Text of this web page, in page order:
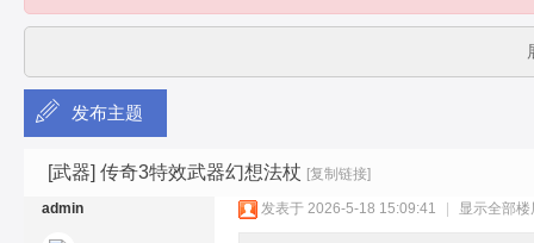
传
发布主题
[武器] 传奇3特效武器幻想法杖 [复制链接]
admin 发表于 2026-5-18 15:09:41 显示全部楼